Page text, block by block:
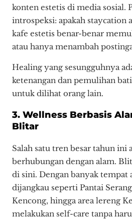
konten estetis di media sosial.
introspeksi: apakah staycation
kafe estetis benar-benar
atau hanya menambah
Healing yang sesungguhnya
ketenangan dan pemulihan
untuk dilihat orang lain.
3. Wellness Berbasis
Blitar
Salah satu tren besar tahun ini
berhubungan dengan alam.
di sini. Dengan banyak tempat
dijangkau seperti Pantai
Kencong, hingga area lereng
melakukan self-care tanpa